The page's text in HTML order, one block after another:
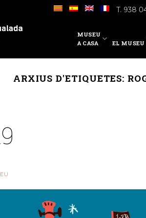
T. 938
MUSEU
A CASA
EL MUSEU
ARXIUS D'ETIQUETES: